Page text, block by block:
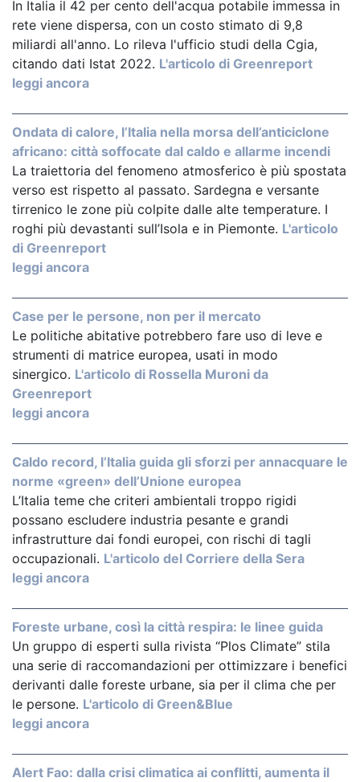
In Italia il 42 per cento dell'acqua potabile immessa in
rete viene dispersa, con un costo stimato di 9,8
miliardi all'anno. Lo rileva l'ufficio studi della Cgia,
citando dati Istat 2022. L'articolo di Greenreport
leggi ancora
Ondata di calore, l’Italia nella morsa dell’anticiclone
africano: città soffocate dal caldo e allarme incendi
La traiettoria del fenomeno atmosferico è più spostata
verso est rispetto al passato. Sardegna e versante
tirrenico le zone più colpite dalle alte temperature. I
roghi più devastanti sull’Isola e in Piemonte. L'articolo
di Greenreport
leggi ancora
Case per le persone, non per il mercato
Le politiche abitative potrebbero fare uso di leve e
strumenti di matrice europea, usati in modo
sinergico. L'articolo di Rossella Muroni da
Greenreport
leggi ancora
Caldo record, l’Italia guida gli sforzi per annacquare le
norme «green» dell’Unione europea
L’Italia teme che criteri ambientali troppo rigidi
possano escludere industria pesante e grandi
infrastrutture dai fondi europei, con rischi di tagli
occupazionali. L'articolo del Corriere della Sera
leggi ancora
Foreste urbane, così la città respira: le linee guida
Un gruppo di esperti sulla rivista “Plos Climate” stila
una serie di raccomandazioni per ottimizzare i benefici
derivanti dalle foreste urbane, sia per il clima che per
le persone. L'articolo di Green&Blue
leggi ancora
Alert Fao: dalla crisi climatica ai conflitti, aumenta il